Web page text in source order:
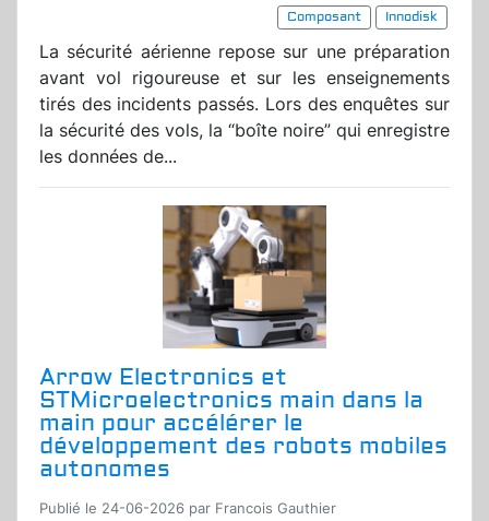
Composant Innodisk
La sécurité aérienne repose sur une préparation
avant vol rigoureuse et sur les enseignements
tirés des incidents passés. Lors des enquêtes sur
la sécurité des vols, la “boîte noire” qui enregistre
les données de...
Arrow Electronics et
STMicroelectronics main dans la
main pour accélérer le
développement des robots mobiles
autonomes
Publié le 24-06-2026 par Francois Gauthier